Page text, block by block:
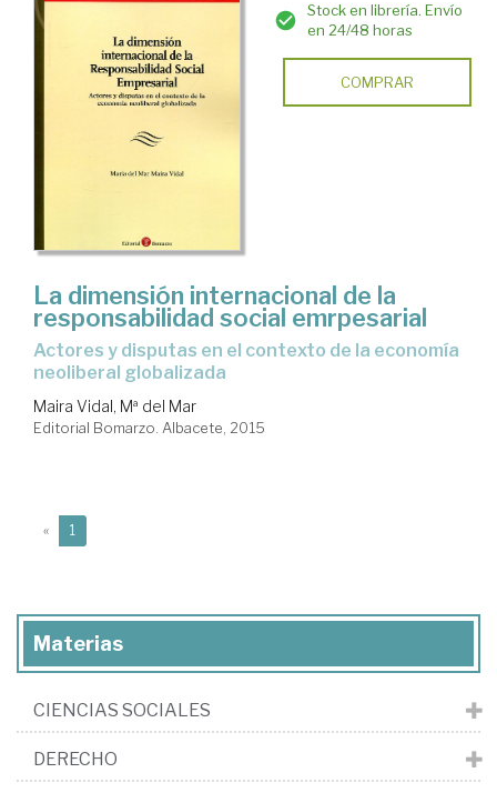
Stock en librería. Envío
en 24/48 horas
COMPRAR
La dimensión internacional de la
responsabilidad social emrpesarial
actores y disputas en el contexto de la economía
neoliberal globalizada
Maira Vidal, Mª del Mar
Editorial Bomarzo. Albacete, 2015
« 1
Materias
CIENCIAS SOCIALES
DERECHO